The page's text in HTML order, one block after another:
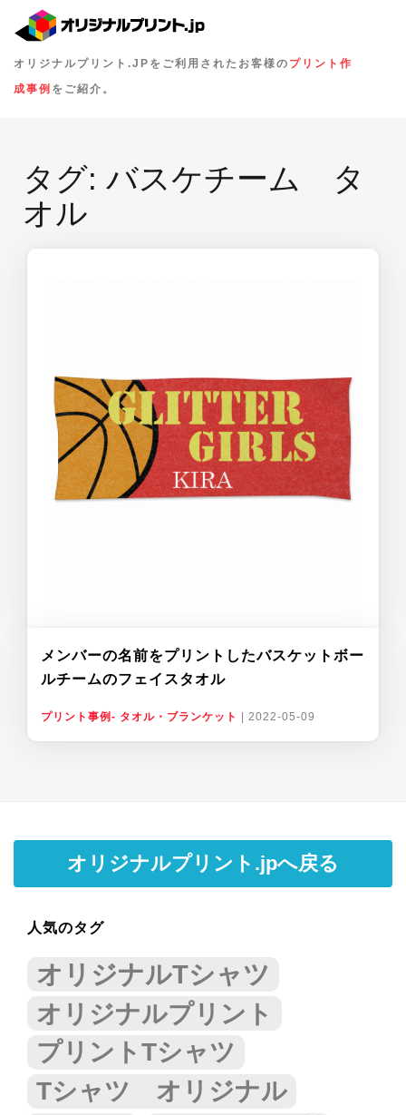
オリジナルプリント.JPをご利用されたお客様の プリント作
成事例 をご紹介。
タグ: バスケチーム タ
オル
メンバーの名前をプリントしたバスケットボー
ルチームのフェイスタオル
プリント事例- タオル・ブランケット 2022-05-09
オリジナルプリント.jpへ戻る
人気のタグ
オリジナルTシャツ
オリジナルプリント
プリントTシャツ
Tシャツ オリジナル